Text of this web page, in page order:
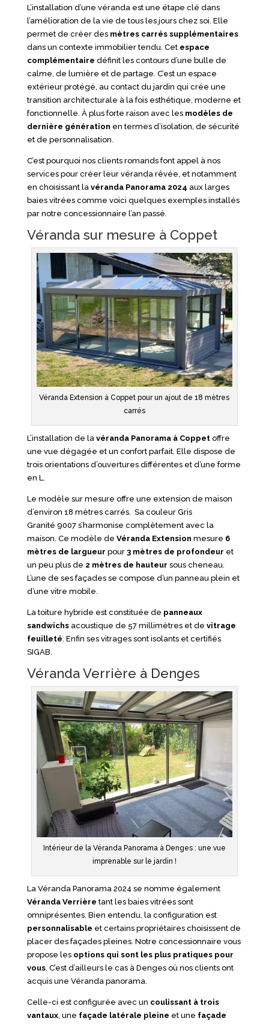
L’installation d’une véranda est une étape clé dans
l’amélioration de la vie de tous les jours chez soi. Elle
permet de créer des mètres carrés supplémentaires
dans un contexte immobilier tendu. Cetespace
complémentaire définit les contours d’une bulle de
calme, de lumière et de partage. C’est un espace
extérieur protégé, au contact du jardin qui crée une
transition architecturale à la fois esthétique, moderne et
fonctionnelle. À plus forte raison avec les modèles de
dernière génération en termes d’isolation, de sécurité
et de personnalisation.
C’est pourquoi nos clients romands font appel à nos
services pour créer leur véranda rêvée, et notamment
en choisissant la véranda Panorama 2024 aux larges
baies vitrées comme voici quelques exemples installés
par notre concessionnaire l’an passé.
Véranda sur mesure à Coppet
Véranda Extension à Coppet pour un ajout de 18 mètres
carrés
L’installation de la véranda Panorama à Coppetoffre
une vue dégagée et un confort parfait. Elle dispose de
trois orientations d’ouvertures différentes et d’une forme
en L.
Le modèle sur mesure offre une extension de maison
d’environ 18 mètres carrés. Sa couleur Gris
Granité 9007 s’harmonise complètement avec la
maison. Ce modèle de Véranda Extension mesure 6
mètres de largueur pour 3 mètres de profondeur et
un peu plus de 2 mètres de hauteur sous cheneau.
L’une de ses façades se compose d’un panneau plein et
d’une vitre mobile.
La toiture hybride est constituée de panneaux
sandwichsacoustique de 57 millimètres et de vitrage
feuilleté . Enfin ses vitrages sont isolants et certifiés
SIGAB.
Véranda Verrière à Denges
Intérieur de la Véranda Panorama à Denges : une vue
imprenable sur le jardin !
La Véranda Panorama 2024 se nomme également
Véranda Verrière tant les baies vitrées sont
omniprésentes. Bien entendu, la configuration est
personnalisable et certains propriétaires choisissent de
placer des façades pleines. Notre concessionnaire vous
propose les options qui sont les plus pratiques pour
vous. C’est d’ailleurs le cas à Denges où nos clients ont
acquis une Véranda panorama.
Celle-ci est configurée avec un coulissant à trois
vantaux, une façade latérale pleine et une façade